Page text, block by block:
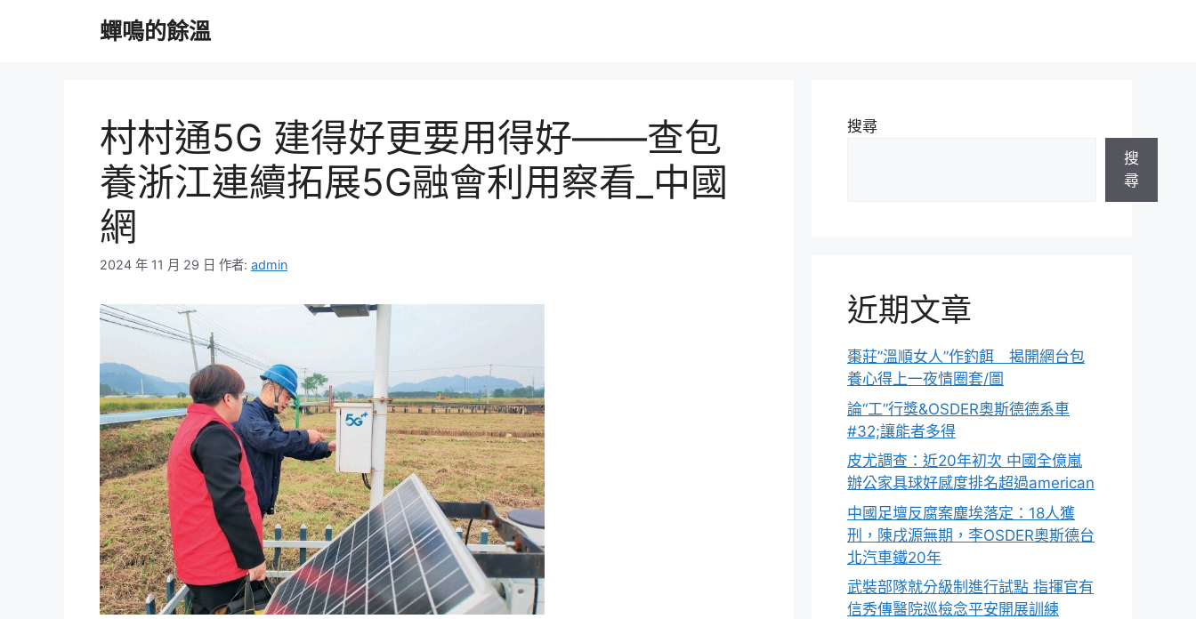
蟬鳴的餘溫
村村通5G 建得好更要用得好——查包
養浙江連續拓展5G融會利用察看_中國
網
2024 年 11 月 29 日 作者: admin
搜尋
搜
尋
近期文章
棗莊”溫順女人”作釣餌 揭開網台包
養心得上一夜情圈套/圖
論“工”行獎&OSDER奧斯德德系車
#32;讓能者多得
皮尤調查：近20年初次 中國全億嵐
辦公家具球好感度排名超過american
中國足壇反腐案塵埃落定：18人獲
刑，陳戌源無期，李OSDER奧斯德台
北汽車鐵20年
武裝部隊就分級制進行試點 指揮官有
信秀傳醫院巡檢念平安開展訓練